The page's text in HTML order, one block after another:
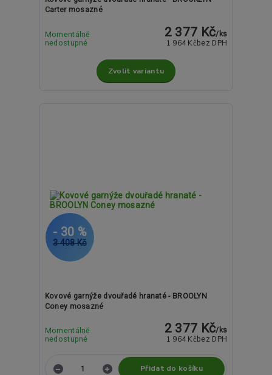
Carter mosazné
2 377 Kč/ ks
1 964 Kč bez DPH
Momentálně
nedostupné
Zvolit variantu
3 408 Kč
- 30 %
Kovové garnýže dvouřadé hranaté - BROOLYN
Coney mosazné
2 377 Kč/ ks
1 964 Kč bez DPH
Momentálně
nedostupné
Přidat do košíku